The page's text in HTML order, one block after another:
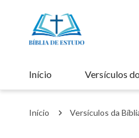
Início Versículos
Início Versículos da